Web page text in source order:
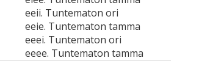
eeii. Tuntematon ori
eeie. Tuntematon tamma
eeei. Tuntematon ori
eeee. Tuntematon tamma